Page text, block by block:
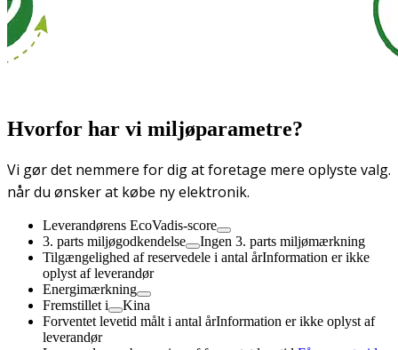
Hvorfor har vi miljøparametre?
Vi gør det nemmere for dig at foretage mere oplyste valg.
når du ønsker at købe ny elektronik.
Leverandørens EcoVadis-score
3. parts miljøgodkendelse
Ingen 3. parts miljømærkning
Tilgængelighed af reservedele i antal årInformation er ikke
oplyst af leverandør
Energimærkning
Fremstillet i
Kina
Forventet levetid målt i antal årInformation er ikke oplyst af
leverandør